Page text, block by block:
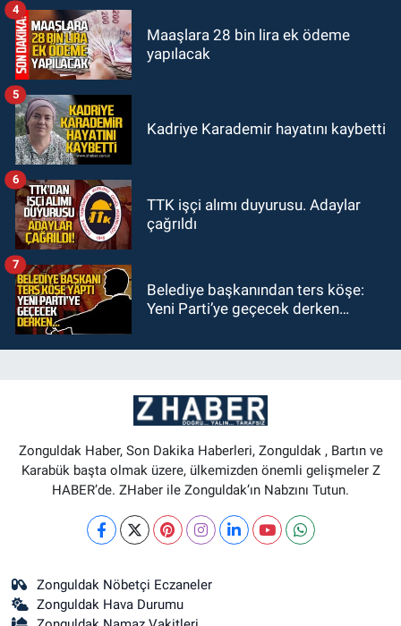
Maaşlara 28 bin lira ek ödeme
yapılacak
4
Kadriye Karademir hayatını kaybetti
5
TTK işçi alımı duyurusu. Adaylar
çağrıldı
6
Belediye başkanından ters köşe:
Yeni Parti’ye geçecek derken…
7
Zonguldak Haber, Son Dakika Haberleri, Zonguldak , Bartın ve
Karabük başta olmak üzere, ülkemizden önemli gelişmeler Z
HABER’de. ZHaber ile Zonguldak’ın Nabzını Tutun.
Zonguldak Nöbetçi Eczaneler
Zonguldak Hava Durumu